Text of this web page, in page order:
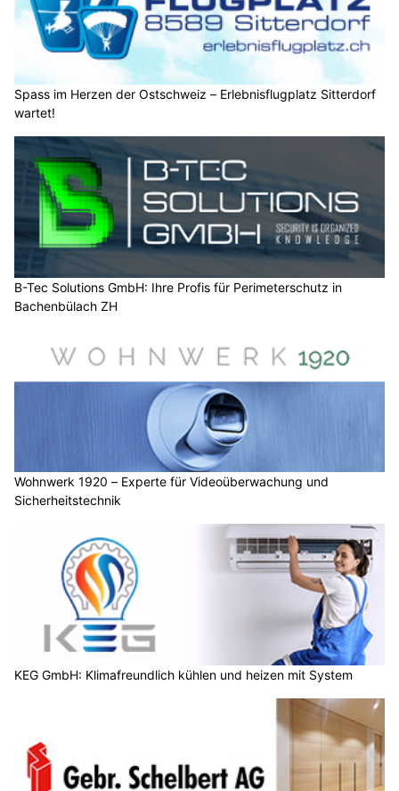
Spass im Herzen der Ostschweiz – Erlebnisflugplatz Sitterdorf
wartet!
B-Tec Solutions GmbH: Ihre Profis für Perimeterschutz in
Bachenbülach ZH
Wohnwerk 1920 – Experte für Videoüberwachung und
Sicherheitstechnik
KEG GmbH: Klimafreundlich kühlen und heizen mit System